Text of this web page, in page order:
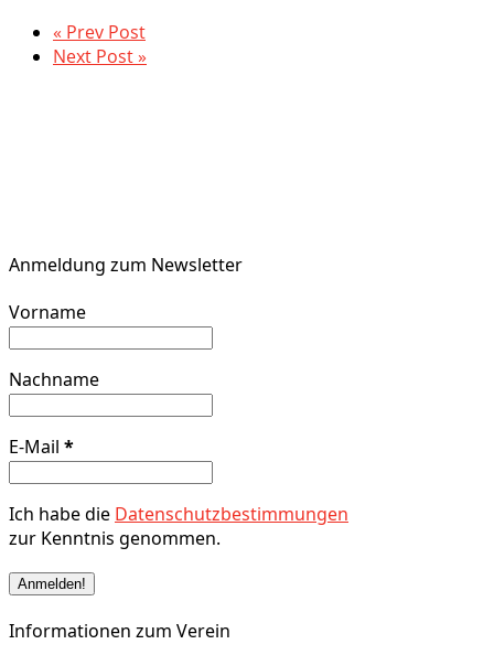
« Prev Post
Next Post »
Anmeldung zum Newsletter
Vorname
Nachname
E-Mail *
Ich habe die Datenschutzbestimmungen
zur Kenntnis genommen.
Informationen zum Verein